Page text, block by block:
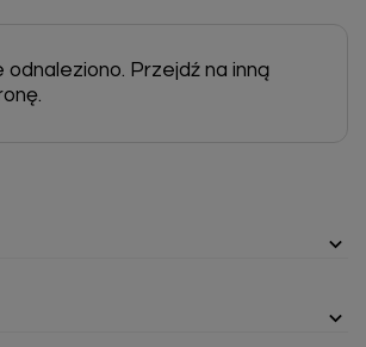
odnaleziono. Przejdź na inną